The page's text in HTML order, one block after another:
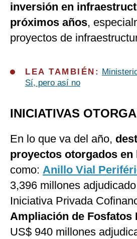
inversión en
próximos años,
proyectos de
LEA TAMBIÉN:
Sí, pero así no
INICIATIVAS
En lo que va del año,
proyectos otorgados en
como: Anillo Vial
3,396 millones
Iniciativa Privada
Ampliación de Fosfatos
US$ 940 millones